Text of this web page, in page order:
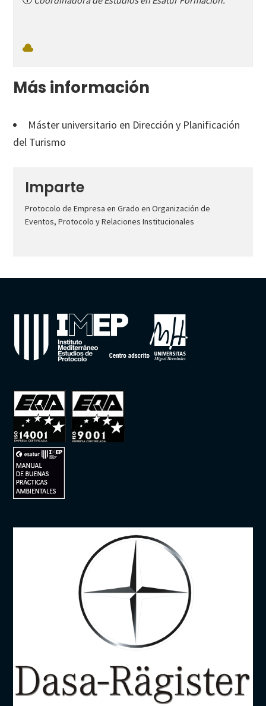
Más información
Máster universitario en Dirección y Planificación
del Turismo
Imparte
Protocolo de Empresa en Grado en Organización de
Eventos, Protocolo y Relaciones Institucionales